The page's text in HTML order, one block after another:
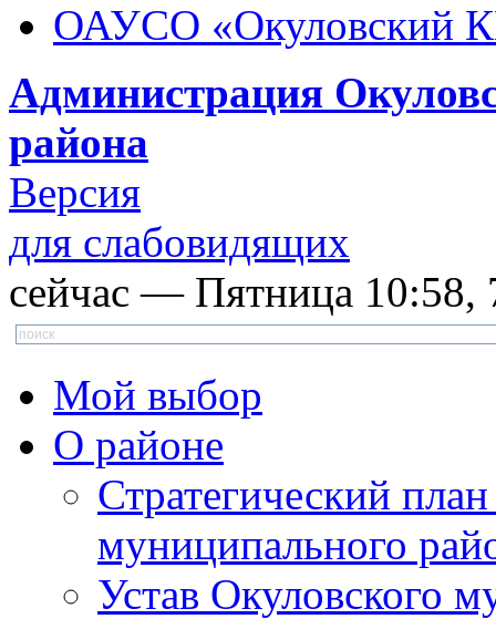
ОАУСО «Окуловский
Администрация
района
Версия
для слабовидящих
сейчас — Пятница 10:58,
Мой выбор
О районе
Стратегический
муниципального
Устав Окуловского